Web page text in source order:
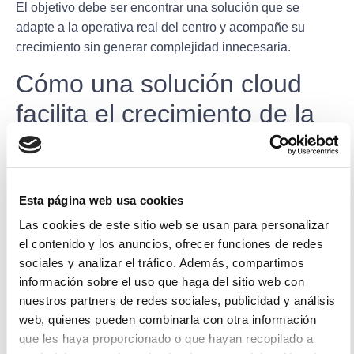
Esta página web usa cookies
Las cookies de este sitio web se usan para personalizar
el contenido y los anuncios, ofrecer funciones de redes
sociales y analizar el tráfico. Además, compartimos
información sobre el uso que haga del sitio web con
nuestros partners de redes sociales, publicidad y análisis
web, quienes pueden combinarla con otra información
que les haya proporcionado o que hayan recopilado a
El objetivo debe ser encontrar una solución que se
adapte a la operativa real del centro y acompañe su
crecimiento sin generar complejidad innecesaria.
Cómo una solución cloud
facilita el crecimiento de la
clínica
profesionales, amplía servicios o aumenta su volumen de
pacientes, también crecen las exigencias sobre su
sistema de comunicaciones.
Las soluciones cloud permiten adaptarse a estos
cambios de forma mucho más flexible que los sistemas
tradicionales. Su capacidad para escalar recursos,
centralizar la administración y facilitar el acceso desde
distintas ubicaciones simplifica la gestión diaria y reduce